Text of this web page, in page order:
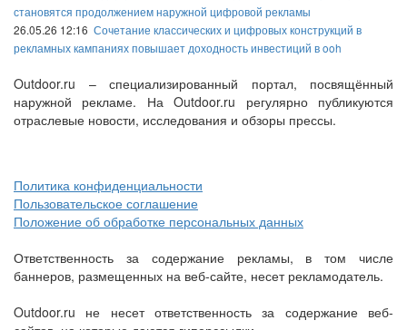
становятся продолжением наружной цифровой рекламы
26.05.26 12:16 Сочетание классических и цифровых конструкций в
рекламных кампаниях повышает доходность инвестиций в ooh
Outdoor.ru – специализированный портал, посвящённый
наружной рекламе. На Outdoor.ru регулярно публикуются
отраслевые новости, исследования и обзоры прессы.
Политика конфиденциальности
Пользовательское соглашение
Положение об обработке персональных данных
Ответственность за содержание рекламы, в том числе
баннеров, размещенных на веб-сайте, несет рекламодатель.
Outdoor.ru не несет ответственность за содержание веб-